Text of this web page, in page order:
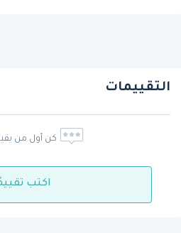
التقييمات
كن أول من
اكتب